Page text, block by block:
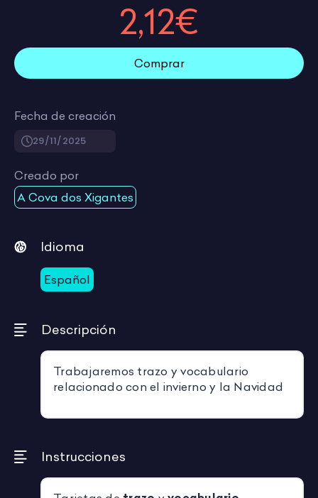
Fecha de creación
29/11/2025
Creado por
A Cova dos Xigantes
Idioma
Español
Descripción
Trabajaremos trazo y vocabulario
relacionado con el invierno y la Navidad
Instrucciones
2,12€
Comprar